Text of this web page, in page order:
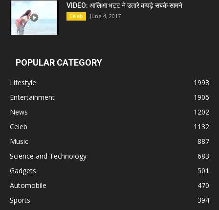
VIDEO: आलिआ भट्ट ने उतारे कपड़े सबके सामने
Celeb June 4, 2017
POPULAR CATEGORY
Lifestyle
1998
Entertainment
1905
News
1202
Celeb
1132
Music
887
Science and Technology
683
Gadgets
501
Automobile
470
Sports
394